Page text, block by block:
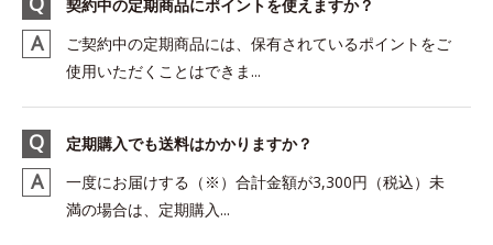
契約中の定期商品にポイントを使えますか？
ご契約中の定期商品には、保有されているポイントをご
使用いただくことはできま...
定期購入でも送料はかかりますか？
一度にお届けする（※）合計金額が3,300円（税込）未
満の場合は、定期購入...